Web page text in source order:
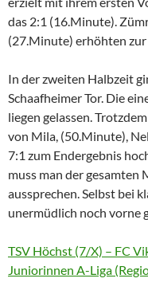
das 2:1 (16.Minute).
(27.Minute) erhöhten zur
In der zweiten Halbzeit
Schaafheimer Tor. Die
liegen gelassen.
von Mila, (50.Minute),
7:1 zum Endergebnis
muss man der gesamten
aussprechen. Selbst bei
unermüdlich noch vorne
TSV Höchst (7/X) – FC
Juniorinnen A-Liga